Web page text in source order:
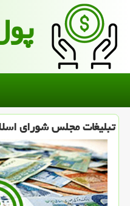
تبلیغات مجلس شورای